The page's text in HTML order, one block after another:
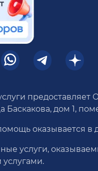
предоставляет
Баскакова, дом 1,
оказывается в
услуги,